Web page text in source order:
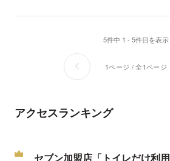
5件中 1 - 5件目を表示
1ページ / 全1ページ
アクセスランキング
セブン加盟店「トイレだけ利用